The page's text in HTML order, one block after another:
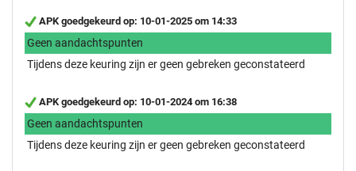
APK goedgekeurd op: 10-01-2025 om 14:33
Geen aandachtspunten
Tijdens deze keuring zijn er geen gebreken geconstateerd
APK goedgekeurd op: 10-01-2024 om 16:38
Geen aandachtspunten
Tijdens deze keuring zijn er geen gebreken geconstateerd